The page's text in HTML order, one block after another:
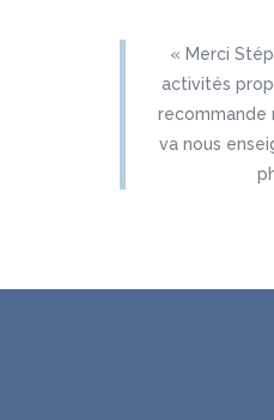
« Merci
activités
recommande
va nous